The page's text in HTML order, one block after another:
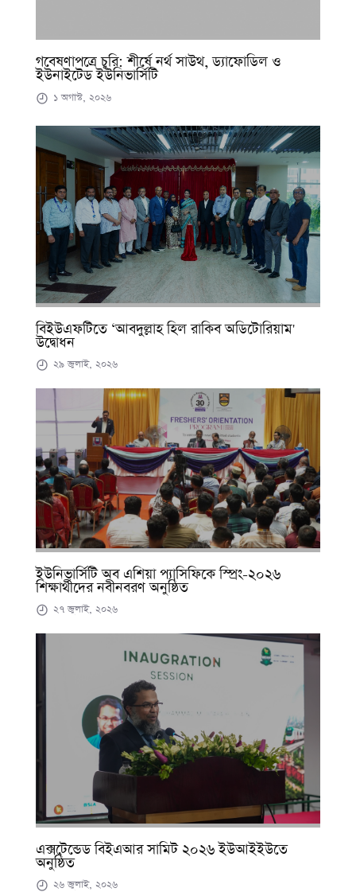
গবেষণাপত্রে চুরি: শীর্ষে নর্থ সাউথ, ড্যাফোডিল ও
ইউনাইটেড ইউনিভার্সিটি
১ অগাস্ট, ২০২৬
বিইউএফটিতে ‘আবদুল্লাহ হিল রাকিব অডিটোরিয়াম'
উদ্বোধন
২৯ জুলাই, ২০২৬
ইউনিভার্সিটি অব এশিয়া প্যাসিফিকে স্প্রিং-২০২৬
শিক্ষার্থীদের নবীনবরণ অনুষ্ঠিত
২৭ জুলাই, ২০২৬
এক্সটেন্ডেড বিইএআর সামিট ২০২৬ ইউআইইউতে
অনুষ্ঠিত
২৬ জুলাই, ২০২৬